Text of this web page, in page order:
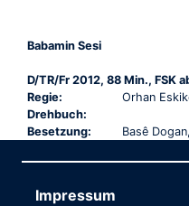
Babamin Sesi
D/TR/Fr 2012, 88 Min., FSK
Regie:
Orhan
Drehbuch:
Besetzung:
Basê
Impressum